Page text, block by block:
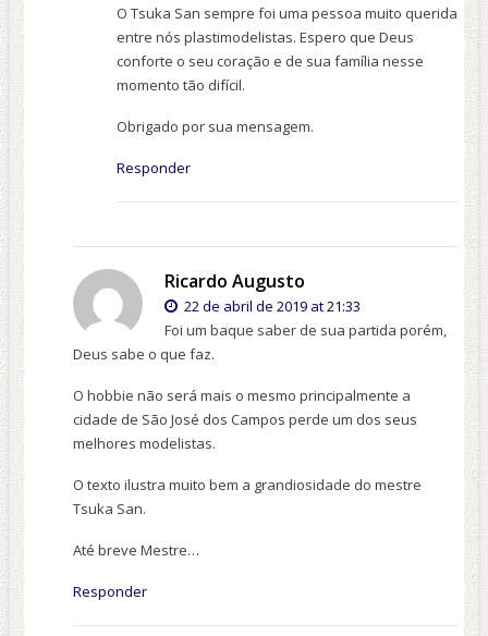
O Tsuka San sempre foi uma pessoa muito querida
entre nós plastimodelistas. Espero que Deus
conforte o seu coração e de sua família nesse
momento tão difícil.
Obrigado por sua mensagem.
Responder
Ricardo Augusto
22 de abril de 2019 at 21:33
Foi um baque saber de sua partida porém,
Deus sabe o que faz.
O hobbie não será mais o mesmo principalmente a
cidade de São José dos Campos perde um dos seus
melhores modelistas.
O texto ilustra muito bem a grandiosidade do mestre
Tsuka San.
Até breve Mestre…
Responder